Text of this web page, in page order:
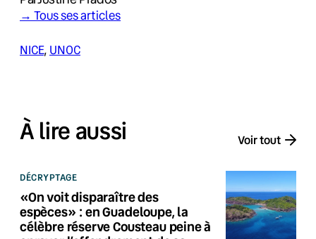
→ Tous ses articles
NICE, UNOC
À lire aussi Voir tout
DÉCRYPTAGE
«On voit disparaître des
espèces» : en Guadeloupe, la
célèbre réserve Cousteau peine à